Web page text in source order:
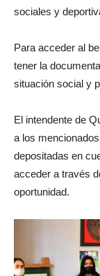
sociales y
Para acceder al
tener la
situación social y
El intendente de
a los
depositadas en
acceder a través
oportunidad.